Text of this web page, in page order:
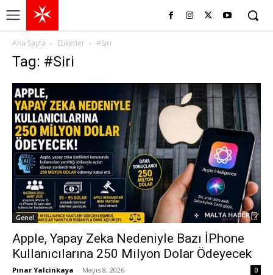
Ana Sayfa Etiketler #Siri
Tag: #Siri
Genel
Apple, Yapay Zeka Nedeniyle Bazı İPhone
Kullanıcılarına 250 Milyon Dolar Ödeyecek
Pınar Yalcinkaya - Mayıs 8, 2026 0